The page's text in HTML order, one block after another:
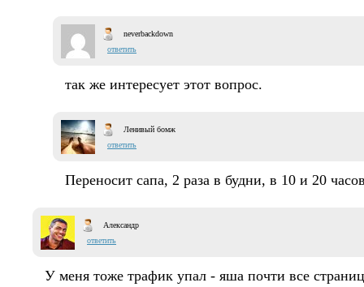
neverbackdown
ответить
так же интересует этот вопрос.
Ленивый бомж
ответить
Переносит сапа, 2 раза в будни, в 10 и 20
Александр
ответить
У меня тоже трафик упал - яша почти все